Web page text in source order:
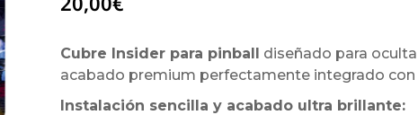
Cubre Insider para pinball diseñado para
acabado premium perfectamente integrado
Instalación sencilla y acabado ultra brillante: